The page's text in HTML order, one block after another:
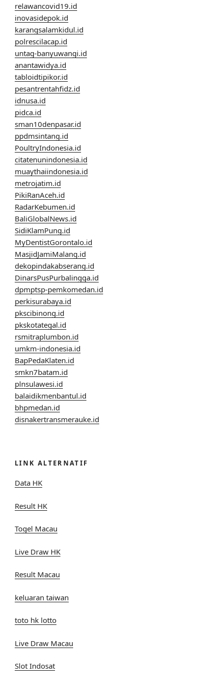
relawancovid19.id
inovasidepok.id
karangsalamkidul.id
polrescilacap.id
untag-banyuwangi.id
anantawidya.id
tabloidtipikor.id
pesantrentahfidz.id
idnusa.id
pidca.id
sman10denpasar.id
ppdmsintang.id
PoultryIndonesia.id
citatenunindonesia.id
muaythaiindonesia.id
metrojatim.id
PikiRanAceh.id
RadarKebumen.id
BaliGlobalNews.id
SidiKlamPung.id
MyDentistGorontalo.id
MasjidJamiMalang.id
dekopindakabserang.id
DinarsPusPurbalingga.id
dpmptsp-pemkomedan.id
perkisurabaya.id
pkscibinong.id
pkskotategal.id
rsmitraplumbon.id
umkm-indonesia.id
BapPedaKlaten.id
smkn7batam.id
plnsulawesi.id
balaidikmenbantul.id
bhpmedan.id
disnakertransmerauke.id
LINK ALTERNATIF
Data HK
Result HK
Togel Macau
Live Draw HK
Result Macau
keluaran taiwan
toto hk lotto
Live Draw Macau
Slot Indosat